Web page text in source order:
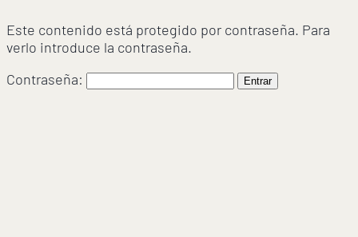
Este contenido está protegido por contraseña. Para
verlo introduce la contraseña.
Contraseña: